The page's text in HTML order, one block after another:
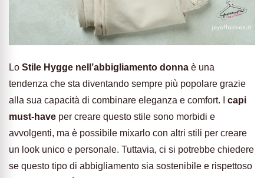
Lo Stile Hygge nell’abbigliamento donna è una
tendenza che sta diventando sempre più popolare grazie
alla sua capacità di combinare eleganza e comfort. I capi
must-have per creare questo stile sono morbidi e
avvolgenti, ma è possibile mixarlo con altri stili per creare
un look unico e personale. Tuttavia, ci si potrebbe chiedere
se questo tipo di abbigliamento sia sostenibile e rispettoso